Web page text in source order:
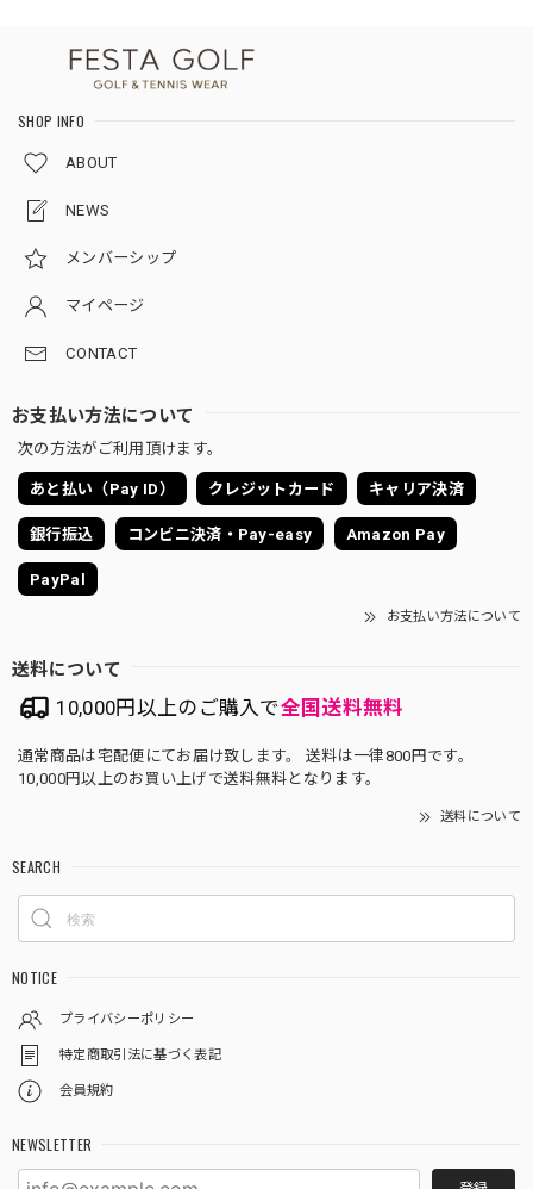
SHOP INFO
ABOUT
NEWS
メンバーシップ
マイページ
CONTACT
お支払い方法について
次の方法がご利用頂けます。
あと払い（Pay ID） クレジットカード キャリア決済
銀行振込 コンビニ決済・Pay-easy Amazon Pay
PayPal
お支払い方法について
送料について
10,000円以上のご購入で全国送料無料
通常商品は宅配便にてお届け致します。 送料は一律800円です。
10,000円以上のお買い上げで送料無料となります。
送料について
SEARCH
NOTICE
プライバシーポリシー
特定商取引法に基づく表記
会員規約
NEWSLETTER